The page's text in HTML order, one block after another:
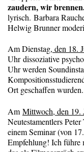
zaudern, wir
lyrisch. Barbara
Helwig Brunner
Am Dienstag, den 18.
Uhr dissoziative
Uhr werden
Ort geschaffen wurden.
Am Mittwoch, den 19.
Neutestamentlers
einem Seminar (von
Empfehlung! Ich führe